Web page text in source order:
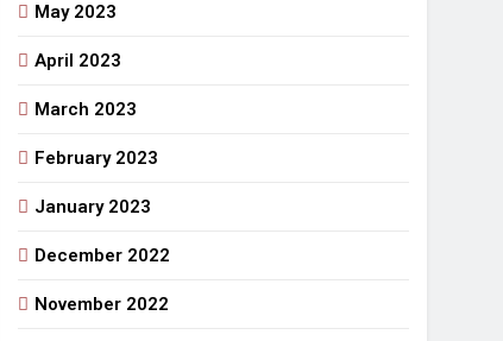
May 2023
April 2023
March 2023
February 2023
January 2023
December 2022
November 2022